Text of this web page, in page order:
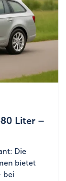
Liter –
Die
bietet
bei